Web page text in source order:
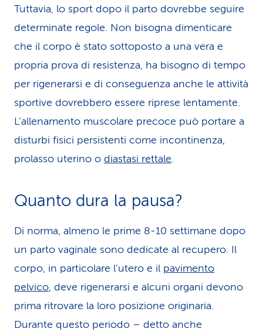
Tuttavia, lo sport dopo il parto dovrebbe seguire
determinate regole. Non bisogna dimenticare
che il corpo è stato sottoposto a una vera e
propria prova di resistenza, ha bisogno di tempo
per rigenerarsi e di conseguenza anche le attività
sportive dovrebbero essere riprese lentamente.
L’allenamento muscolare precoce può portare a
disturbi fisici persistenti come incontinenza,
prolasso uterino o diastasi rettale.
Quanto dura la pausa?
Di norma, almeno le prime 8-10 settimane dopo
un parto vaginale sono dedicate al recupero. Il
corpo, in particolare l’utero e il pavimento
pelvico, deve rigenerarsi e alcuni organi devono
prima ritrovare la loro posizione originaria.
Durante questo periodo – detto anche